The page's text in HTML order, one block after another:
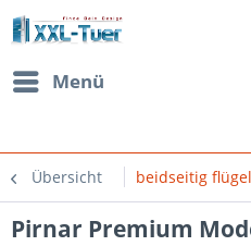
Menü
Übersicht beidseitig
Pirnar Premium